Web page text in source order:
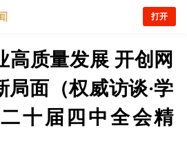
打开
高质量发展 开创网
局面（权威访谈·学
十届四中全会精